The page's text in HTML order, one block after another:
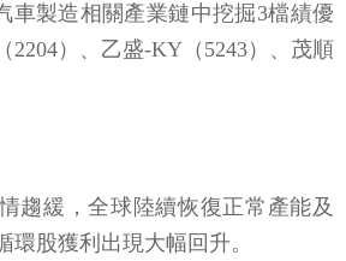
車製造相關產業鏈中挖掘3檔績優
2204）、乙盛-KY（5243）、茂順
趨緩，全球陸續恢復正常產能及
環股獲利出現大幅回升。